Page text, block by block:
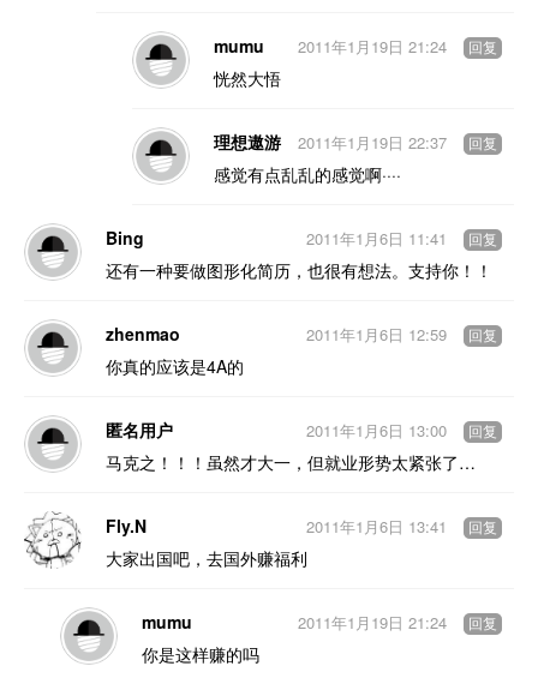
mumu
恍然大悟
2011年1月19日 21:24 回复
理想遨游
感觉有点乱乱的感觉啊····
2011年1月19日 22:37 回复
Bing
还有一种要做图形化简历，也很有想法。支持你！！
2011年1月6日 11:41 回复
zhenmao
你真的应该是4A的
2011年1月6日 12:59 回复
匿名用户
马克之！！！虽然才大一，但就业形势太紧张了…
2011年1月6日 13:00 回复
Fly.N
大家出国吧，去国外赚福利
2011年1月6日 13:41 回复
mumu
你是这样赚的吗
2011年1月19日 21:24 回复